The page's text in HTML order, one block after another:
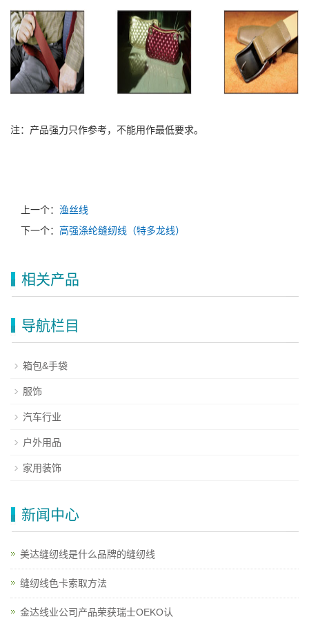
注：产品强力只作参考，不能用作最低要求。
上一个： 渔丝线
下一个： 高强涤纶缝纫线（特多龙线）
相关产品
导航栏目
箱包&手袋
服饰
汽车行业
户外用品
家用装饰
新闻中心
美达缝纫线是什么品牌的缝纫线
缝纫线色卡索取方法
金达线业公司产品荣获瑞士OEKO认